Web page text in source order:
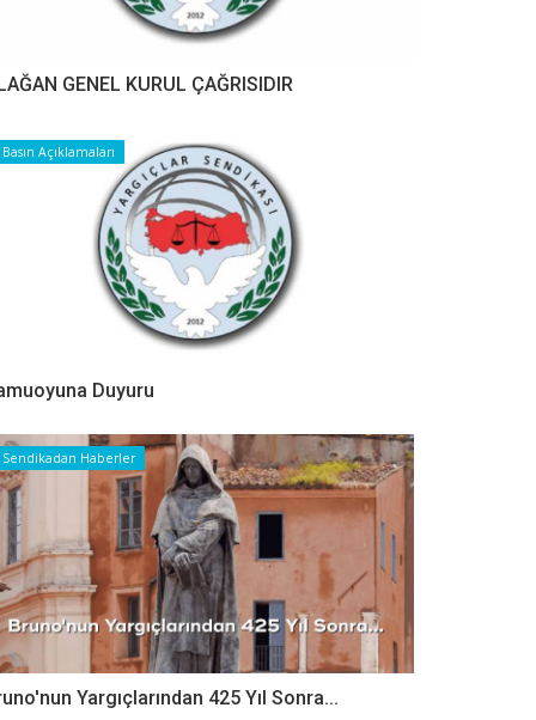
GENEL KURUL ÇAĞRISIDIR
Basın Açıklamaları
Duyuru
Sendikadan Haberler
Yargıçlarından 425 Yıl Sonra...